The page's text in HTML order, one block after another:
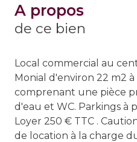
a propos
de ce bien
Local commercial au
Monial d'environ 22 m2
comprenant une pièce
d'eau et WC. Parkings à
Loyer 250 € TTC .
de location à la charge